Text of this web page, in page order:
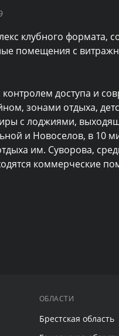
клубного формата,
помещения с
контролем доступа и
зонами отдыха,
с лоджиями,
и Новоселов, в 10
им. Суворова,
коммерческие
ОБЛАСТИ
Брестская область